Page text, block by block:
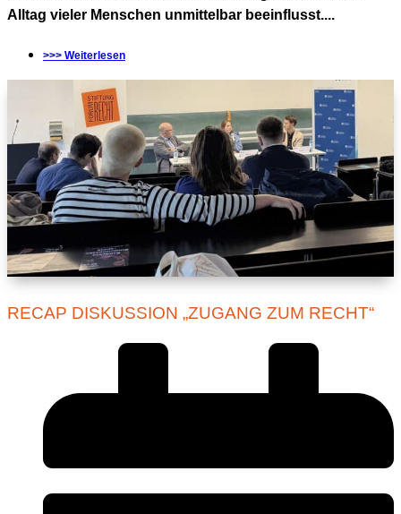
Alltag vieler Menschen unmittelbar beeinflusst....
>>> Weiterlesen
RECAP DISKUSSION „ZUGANG ZUM RECHT“